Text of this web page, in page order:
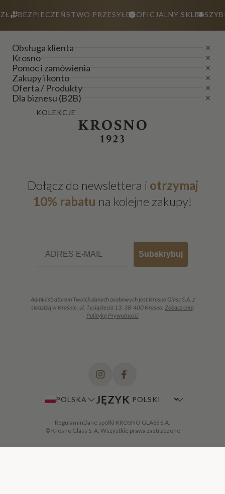
KOLEKCJE
BEZPIECZEŃSTWO PRZESYŁEKOFICJALNY SKLEP
Obsługa klienta
Krosno
Pomoc i zamówienia
Zakupy i konto
Oferta / Produkty
Dla biznesu (B2B)
Dołącz do newslettera i otrzymaj
10% rabatu na kolejne zakupy!
Subskrybuj
Administratorem Twoich danych osobowych jest Krosno Glass S.A. z
siedzibą w Krośnie, ul. Tysiąclecia 13, 38-400 Krosno. Zobacz całą
Politykę Prywatności
POLSKA JĘZYK
RegulaminDane spółki KROSNO GLASS S.A.
© Krosno Glass S. A. Wszystkie prawa zastrzezone